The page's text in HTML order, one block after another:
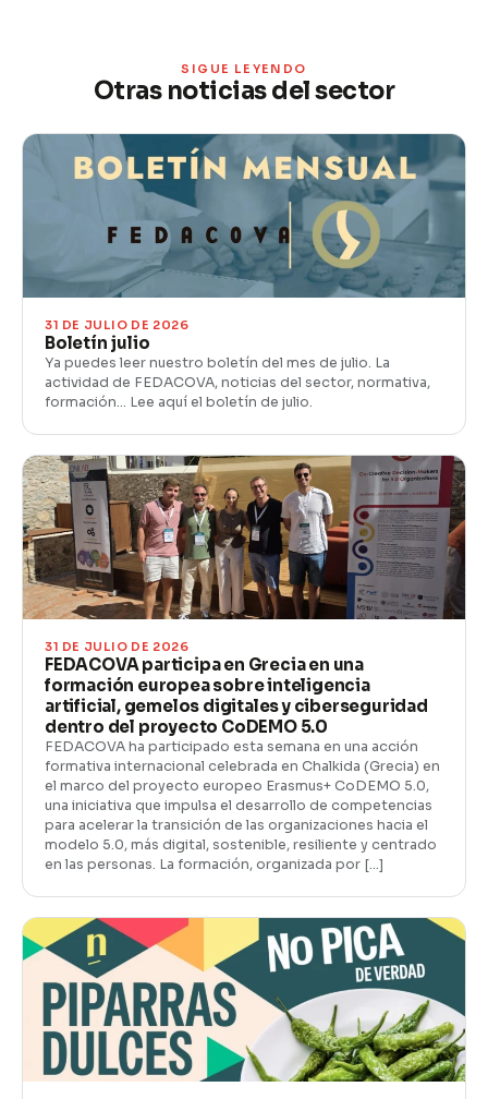
SIGUE LEYENDO
Otras noticias del sector
31 DE JULIO DE 2026
Boletín julio
Ya puedes leer nuestro boletín del mes de julio. La
actividad de FEDACOVA, noticias del sector, normativa,
formación… Lee aquí el boletín de julio.
31 DE JULIO DE 2026
FEDACOVA participa en Grecia en una
formación europea sobre inteligencia
artificial, gemelos digitales y ciberseguridad
dentro del proyecto CoDEMO 5.0
FEDACOVA ha participado esta semana en una acción
formativa internacional celebrada en Chalkida (Grecia) en
el marco del proyecto europeo Erasmus+ CoDEMO 5.0,
una iniciativa que impulsa el desarrollo de competencias
para acelerar la transición de las organizaciones hacia el
modelo 5.0, más digital, sostenible, resiliente y centrado
en las personas. La formación, organizada por […]